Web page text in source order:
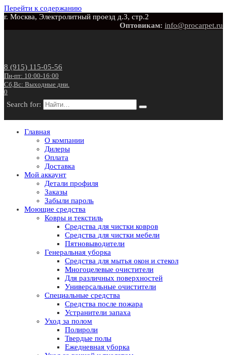
Перейти к содержанию
г. Москва, Электролитный проезд д.3, стр.2
Оптовикам: info@procarpet.ru
8 (915) 115-05-56
Пн-пт: 10:00-16:00
Сб,Вс: Выходные дни.
0
Search for:
Главная
О компании
Дилеры
Оплата
Доставка
Мой аккаунт
Детали профиля
Заказы
Забыли пароль
Моющие средства
Ковры и текстиль
Средства для чистки ковров
Средства для чистки мебели
Пятновыводители
Генеральная уборка
Средства для мытья окон и стекол
Многоцелевые очистители
Для различных поверхностей
Универсальные очистители
Специальные средства
Средства после пожара
Устранители запаха
Уход за полом
Полироли
Твердые полы
Ежедневная уборка